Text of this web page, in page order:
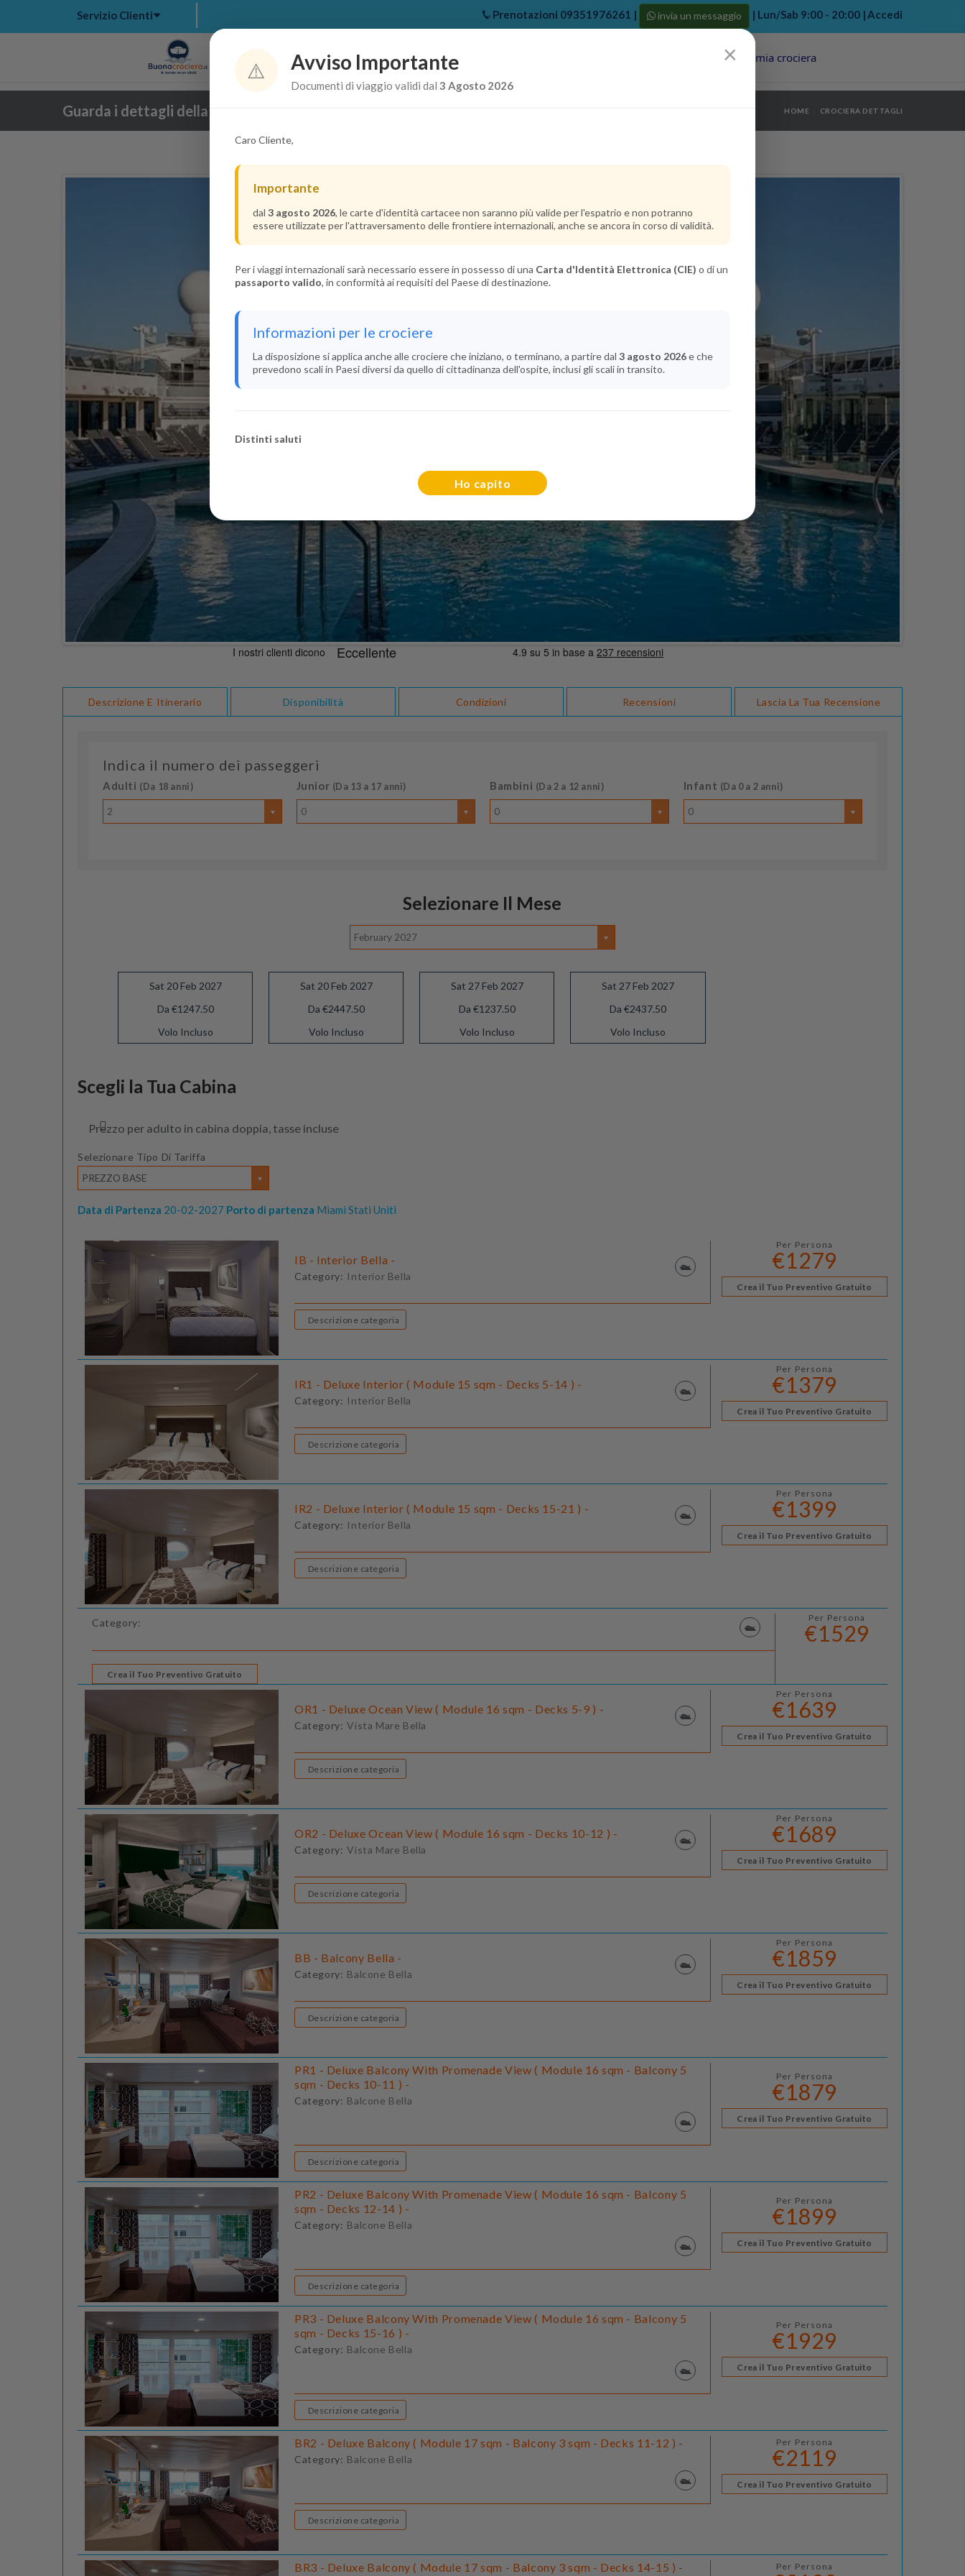
>
>
Servizio Clienti Prenotazioni 09351976261 | invia un messaggio | Lun/Sab 9:00 - 20:00 |Accedi
Home Chi Siamo Offerte Crociere Last Minute La mia crociera
Guarda i dettagli della crociera HOME CROCIERA DETTAGLI
Descrizione E Itinerario Disponibilità Condizioni Recensioni Lascia La Tua Recensione
Indica il numero dei passeggeri
Adulti (Da 18 anni)
2
Junior (Da 13 a 17 anni)
0
Bambini (Da 2 a 12 anni)
0
Infant (Da 0 a 2 anni)
0
Selezionare Il Mese
February 2027
Sat 20 Feb 2027
Da €1247.50
Volo Incluso
Sat 20 Feb 2027
Da €2447.50
Volo Incluso
Sat 27 Feb 2027
Da €1237.50
Volo Incluso
Sat 27 Feb 2027
Da €2437.50
Volo Incluso
Da €1197.50
Scegli la Tua Cabina
Prezzo per adulto in cabina doppia, tasse incluse
Selezionare Tipo Di Tariffa
PREZZO BASE
Data di Partenza 20-02-2027 Porto di partenza Miami Stati Uniti
IB - Interior Bella -
Category: Interior Bella
Per Persona
€1279
Crea il Tuo Preventivo Gratuito
Descrizione categoria
IR1 - Deluxe Interior ( Module 15 sqm - Decks 5-14 ) -
Category: Interior Bella
Per Persona
€1379
Crea il Tuo Preventivo Gratuito
Descrizione categoria
IR2 - Deluxe Interior ( Module 15 sqm - Decks 15-21 ) -
Category: Interior Bella
Per Persona
€1399
Crea il Tuo Preventivo Gratuito
Descrizione categoria
Category: Per Persona
€1529
Crea il Tuo Preventivo Gratuito
OR1 - Deluxe Ocean View ( Module 16 sqm - Decks 5-9 ) -
Category: Vista Mare Bella
Per Persona
€1639
Crea il Tuo Preventivo Gratuito
Descrizione categoria
OR2 - Deluxe Ocean View ( Module 16 sqm - Decks 10-12 ) -
Category: Vista Mare Bella
Per Persona
€1689
Crea il Tuo Preventivo Gratuito
Descrizione categoria
BB - Balcony Bella -
Category: Balcone Bella
Per Persona
€1859
Crea il Tuo Preventivo Gratuito
Descrizione categoria
PR1 - Deluxe Balcony With Promenade View ( Module 16 sqm - Balcony 5
sqm - Decks 10-11 ) -
Category: Balcone Bella
Per Persona
€1879
Crea il Tuo Preventivo Gratuito
Descrizione categoria
PR2 - Deluxe Balcony With Promenade View ( Module 16 sqm - Balcony 5
sqm - Decks 12-14 ) -
Category: Balcone Bella
Per Persona
€1899
Crea il Tuo Preventivo Gratuito
Descrizione categoria
PR3 - Deluxe Balcony With Promenade View ( Module 16 sqm - Balcony 5
sqm - Decks 15-16 ) -
Category: Balcone Bella
Per Persona
€1929
Crea il Tuo Preventivo Gratuito
Descrizione categoria
BR2 - Deluxe Balcony ( Module 17 sqm - Balcony 3 sqm - Decks 11-12 ) -
Category: Balcone Bella
Per Persona
€2119
Crea il Tuo Preventivo Gratuito
Descrizione categoria
BR3 - Deluxe Balcony ( Module 17 sqm - Balcony 3 sqm - Decks 14-15 ) - Per Persona
×
⚠️ Avviso Importante
Documenti di viaggio validi dal 3 Agosto 2026
Caro Cliente,
Importante
dal 3 agosto 2026, le carte d'identità cartacee non saranno più valide per l'espatrio e non potranno
essere utilizzate per l'attraversamento delle frontiere internazionali, anche se ancora in corso di validità.
Per i viaggi internazionali sarà necessario essere in possesso di una Carta d'Identità Elettronica (CIE) o di un
passaporto valido, in conformità ai requisiti del Paese di destinazione.
Informazioni per le crociere
La disposizione si applica anche alle crociere che iniziano, o terminano, a partire dal 3 agosto 2026e che
prevedono scali in Paesi diversi da quello di cittadinanza dell'ospite, inclusi gli scali in transito.
Distinti saluti
Ho capito